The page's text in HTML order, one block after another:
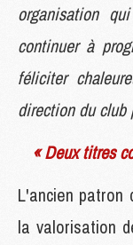
organisation
continuer à
féliciter
direction du
« Deux titres
L'ancien
la valorisation